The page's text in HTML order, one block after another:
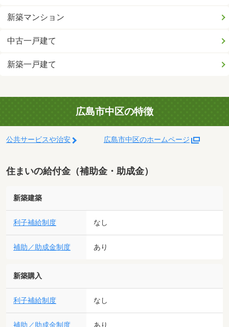
新築マンション
中古一戸建て
新築一戸建て
広島市中区の特徴
公共サービスや治安 広島市中区のホームページ
住まいの給付金（補助金・助成金）
新築建築
利子補給制度 なし
補助／助成金制度 あり
新築購入
利子補給制度 なし
補助／助成金制度 あり